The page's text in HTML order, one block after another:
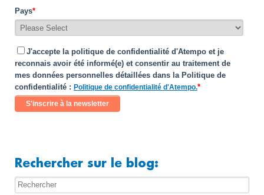
Pays*
J'accepte la politique de confidentialité d'Atempo et je
reconnais avoir été informé(e) et consentir au traitement de
mes données personnelles détaillées dans la Politique de
confidentialité : Politique de confidentialité d'Atempo.*
Rechercher sur le blog: